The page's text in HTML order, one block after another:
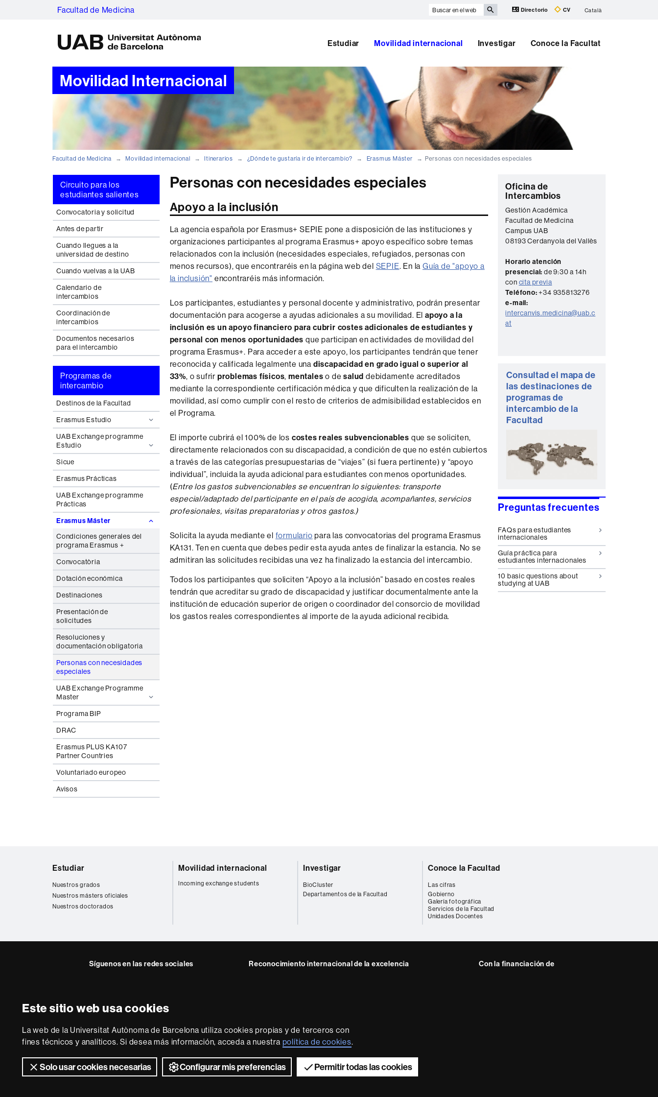
Este sitio web usa cookies
La web de la Universitat Autònoma de Barcelona utiliza cookies propias y de terceros con
fines técnicos y analíticos. Si desea más información, acceda a nuestra política de cookies.
Solo usar cookies necesarias Configurar mis preferencias Permitir todas las cookies
Facultad de Medicina
Buscar
Directorio CV Català
A
Estudiar Movilidad internacional Investigar Conoce la Facultat
Movilidad Internacional
Facultad de Medicina Movilidad internacional Itinerarios ¿Dónde te gustaría ir de intercambio? Erasmus Máster Personas con necesidades especiales
Circuito para los
estudiantes salientes
Convocatoria y solicitud
Antes de partir
Cuando llegues a la
universidad de destino
Cuando vuelvas a la UAB
Calendario de
intercambios
Coordinación de
intercambios
Documentos necesarios
para el intercambio
Programas de
intercambio
Destinos de la Facultad
Erasmus Estudio
UAB Exchange programme
Estudio
Sicue
Erasmus Prácticas
UAB Exchange programme
Prácticas
Erasmus Máster
Condiciones generales del
programa Erasmus +
Convocatòria
Dotación económica
Destinaciones
Presentación de
solicitudes
Resoluciones y
documentación obligatoria
Personas con necesidades
especiales
UAB Exchange Programme
Master
Programa BIP
DRAC
Erasmus PLUS KA107
Partner Countries
Voluntariado europeo
Avisos
Personas con necesidades especiales
Apoyo a la inclusión
La agencia española por Erasmus+ SEPIE pone a disposición de las instituciones y
organizaciones participantes al programa Erasmus+ apoyo específico sobre temas
relacionados con la inclusión (necesidades especiales, refugiados, personas con
menos recursos), que encontraréis en la página web del SEPIE. En la Guía de "apoyo a
la inclusión" encontraréis más información.
Los participantes, estudiantes y personal docente y administrativo, podrán presentar
documentación para acogerse a ayudas adicionales a su movilidad. El apoyo a la
inclusión es un apoyo financiero para cubrir costes adicionales de estudiantes y
personal con menos oportunidades que participan en actividades de movilidad del
programa Erasmus+. Para acceder a este apoyo, los participantes tendrán que tener
reconocida y calificada legalmente una discapacidad en grado igual o superior al
33%, o sufrir problemas físicos,mentaleso desalud debidamente acreditados
mediante la correspondiente certificación médica y que dificulten la realización de la
movilidad, así como cumplir con el resto de criterios de admisibilidad establecidos en
el Programa.
El importe cubrirá el 100% de los costes reales subvencionables que se soliciten,
directamente relacionados con su discapacidad, a condición de que no estén cubiertos
a través de las categorías presupuestarias de “viajes” (si fuera pertinente) y “apoyo
individual”, incluida la ayuda adicional para estudiantes con menos oportunidades.
(Entre los gastos subvencionables se encuentran lo siguientes: transporte
especial/adaptado del participante en el país de acogida, acompañantes, servicios
profesionales, visitas preparatorias y otros gastos.)
Solicita la ayuda mediante el formulario para las convocatorias del programa Erasmus
KA131. Ten en cuenta que debes pedir esta ayuda antes de finalizar la estancia. No se
admitiran las solicitudes recibidas una vez ha finalizado la estancia del intercambio.
Todos los participantes que soliciten “Apoyo a la inclusión” basado en costes reales
tendrán que acreditar su grado de discapacidad y justificar documentalmente ante la
institución de educación superior de origen o coordinador del consorcio de movilidad
los gastos reales correspondientes al importe de la ayuda adicional recibida.
Información
complementaria
C
o
n
t
a
c
t
o
Oficina de
Intercambios
Gestión Académica
Facultad de Medicina
Campus UAB
08193 Cerdanyola del Vallès
Horario atención
presencial: de 9:30 a 14h
con cita previa
Teléfono:+34 935813276
e-mail:
intercanvis.medicina@uab.c
at
Consultad el mapa de
las destinaciones de
programas de
intercambio de la
Facultad
Preguntas frecuentes
FAQs para estudiantes
internacionales
Guía práctica para
estudiantes internacionales
10 basic questions about
studying at UAB
Estudiar
Nuestros grados
Nuestros másters oficiales
Nuestros doctorados
Movilidad internacional
Incoming exchange students
Investigar
BioCluster
Departamentos de la Facultad
Conoce la Facultad
Las cifras
Gobierno
Galería fotográfica
Servicios de la Facultad
Unidades Docentes
Síguenos en las redes sociales Reconocimiento internacional de la excelencia
Euraxess
Con la financiación de
Sobre
esta
web
Aviso legal Protección de datos Sobre el web Accesibilidad web
2026 Universitat Autònoma de Barcelona